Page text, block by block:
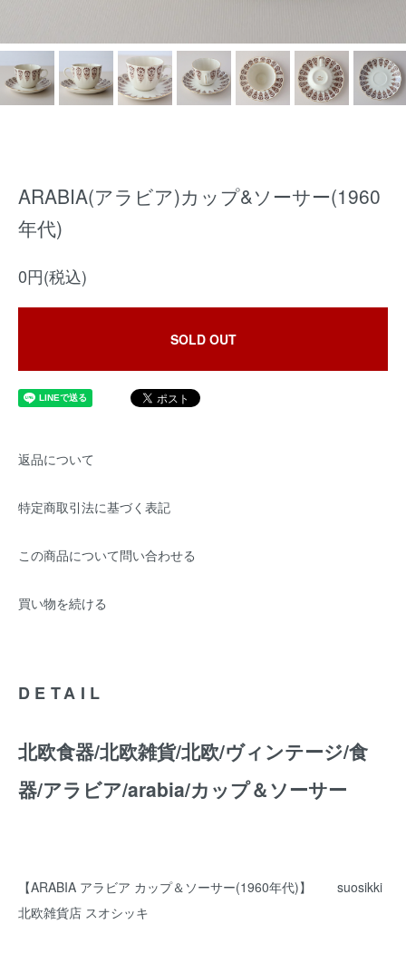
ARABIA(アラビア)カップ&ソーサー(1960
年代)
0円(税込)
SOLD OUT
返品について
特定商取引法に基づく表記
この商品について問い合わせる
買い物を続ける
DETAIL
北欧食器/北欧雑貨/北欧/ヴィンテージ/食
器/アラビア/arabia/カップ＆ソーサー
【ARABIA アラビア カップ＆ソーサー(1960年代)】 suosikki
北欧雑貨店 スオシッキ